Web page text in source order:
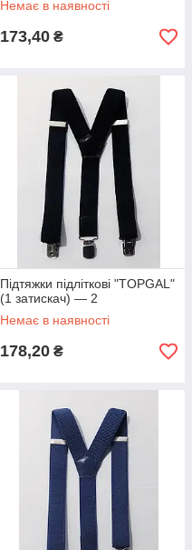
Немає в наявності
173,40 ₴
Підтяжки підліткові "TOPGAL"
(1 затискач) — 2
Немає в наявності
178,20 ₴